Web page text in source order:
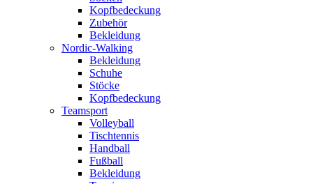
Kopfbedeckung
Zubehör
Bekleidung
Nordic-Walking
Bekleidung
Schuhe
Stöcke
Kopfbedeckung
Teamsport
Volleyball
Tischtennis
Handball
Fußball
Bekleidung